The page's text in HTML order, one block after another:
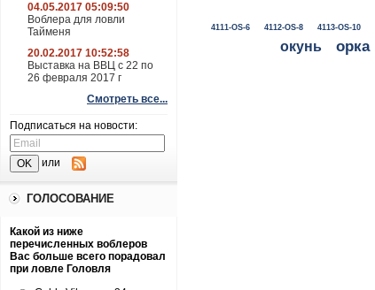
04.05.2017 05:09:50
Воблера для ловли
Тайменя
20.02.2017 10:52:58
Выставка на ВВЦ с 22 по
26 февраля 2017 г
Смотреть все...
Подписаться на новости:
или
ГОЛОСОВАНИЕ
Какой из ниже
перечисленных воблеров
Вас больше всего порадовал
при ловле Головля
4111-OS-6 4112-OS-8 4113-OS-10
окунь орка